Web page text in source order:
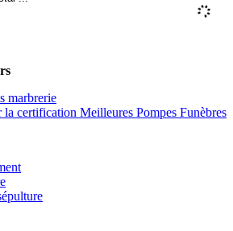
marbrerie
la certification Meilleures Pompes Funèbres